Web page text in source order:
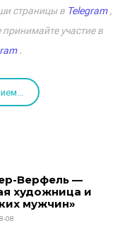
страницы в Telegram,
участие в
.
Верфель —
художница и
мужчин»
08